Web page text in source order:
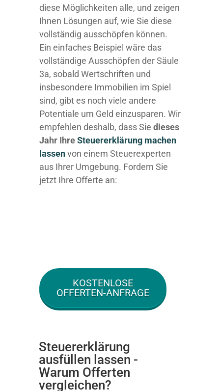
diese Möglichkeiten alle, und zeigen
Ihnen Lösungen auf, wie Sie diese
vollständig ausschöpfen können.
Ein einfaches Beispiel wäre das
vollständige Ausschöpfen der Säule
3a, sobald Wertschriften und
insbesondere Immobilien im Spiel
sind, gibt es noch viele andere
Potentiale um Geld einzusparen. Wir
empfehlen deshalb, dass Sie dieses
Jahr IhreSteuererklärung machen
lassenvon einem Steuerexperten
aus Ihrer Umgebung. Fordern Sie
jetzt Ihre Offerte an:
KOSTENLOSE
OFFERTEN-ANFRAGE
Steuererklärung
ausfüllen lassen -
Warum Offerten
vergleichen?